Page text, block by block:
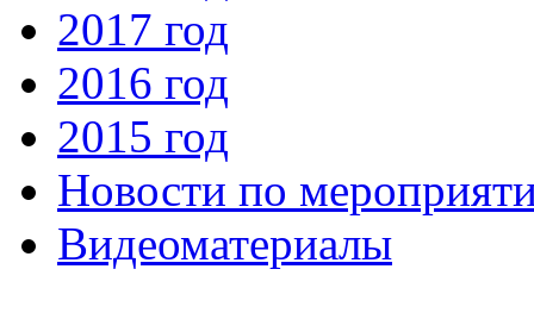
2017 год
2016 год
2015 год
Новости по
Видеоматериалы